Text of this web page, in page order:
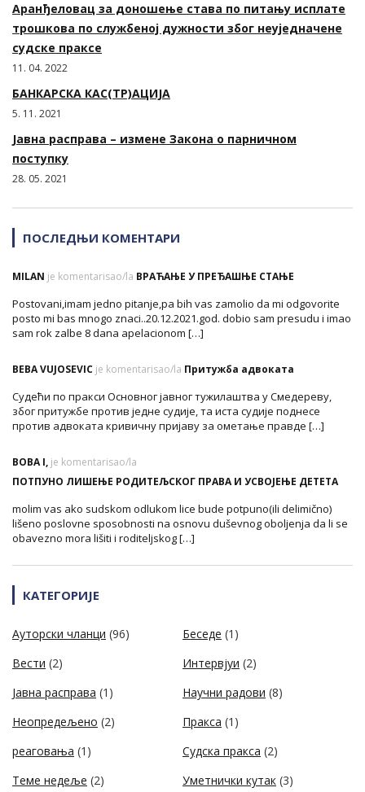
Аранђеловац за доношење става по питању исплате
трошкова по службеној дужности због неуједначене
судске праксе
11. 04. 2022
БАНКАРСКА КАС(ТР)АЦИЈА
5. 11. 2021
Јавна расправа – измене Закона о парничном
поступку
28. 05. 2021
ПОСЛЕДЊИ КОМЕНТАРИ
MILAN je komentarisao/la ВРАЋАЊЕ У ПРЕЂАШЊЕ СТАЊЕ
Postovani,imam jedno pitanje,pa bih vas zamolio da mi odgovorite
posto mi bas mnogo znaci..20.12.2021.god. dobio sam presudu i imao
sam rok zalbe 8 dana apelacionom […]
BEBA VUJOSEVIC je komentarisao/la Притужба адвоката
Судећи по пракси Основног јавног тужилаштва у Смедереву,
због притужбе против једне судије, та иста судије поднесе
против адвоката кривичну пријаву за ометање правде […]
BOBA I, je komentarisao/la
ПОТПУНО ЛИШЕЊЕ РОДИТЕЉСКОГ ПРАВА И УСВОЈЕЊЕ ДЕТЕТА
molim vas ako sudskom odlukom lice bude potpuno(ili delimično)
lišeno poslovne sposobnosti na osnovu duševnog oboljenja da li se
obavezno mora lišiti i roditeljskog […]
КАТЕГОРИЈЕ
Ауторски чланци (96) Беседе (1)
Вести (2) Интервјуи (2)
Јавна расправа (1) Научни радови (8)
Неопредељено (2) Пракса (1)
реаговања (1) Судска пракса (2)
Теме недеље (2) Уметнички кутак (3)